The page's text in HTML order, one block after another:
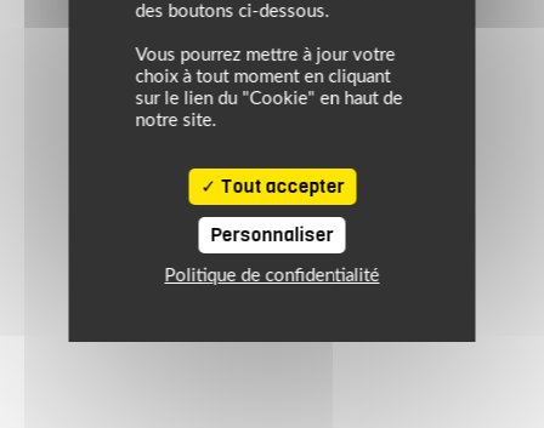
des boutons ci-dessous.
Vous pourrez mettre à jour votre
choix à tout moment en cliquant
sur le lien du "Cookie" en haut de
notre site.
Tout accepter
Personnaliser
Politique de confidentialité